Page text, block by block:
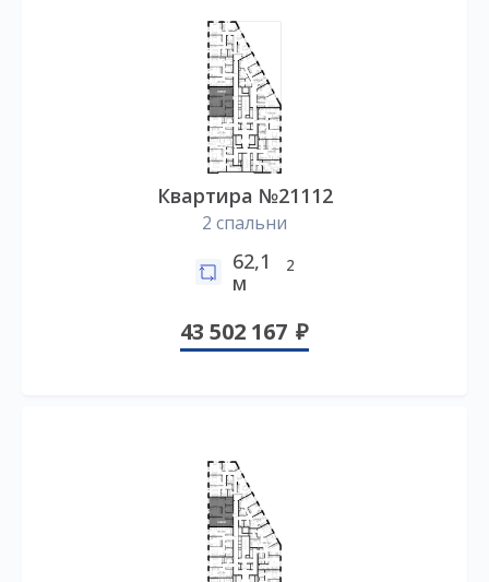
Квартира №21112
2 спальни
62,1
м
2
43 502 167